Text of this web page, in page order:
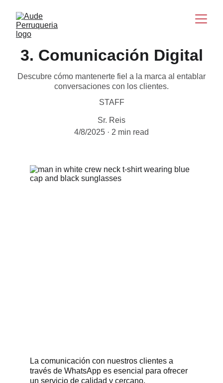
3. Comunicación Digital
Descubre cómo mantenerte fiel a la marca al entablar
conversaciones con los clientes.
STAFF
Sr. Reis
4/8/2025
2 min read
La comunicación con nuestros clientes a
través de WhatsApp es esencial para ofrecer
un servicio de calidad y cercano.